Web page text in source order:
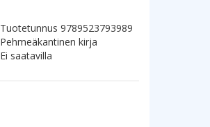
Tuotetunnus 9789523793989
Pehmeäkantinen kirja
Ei saatavilla